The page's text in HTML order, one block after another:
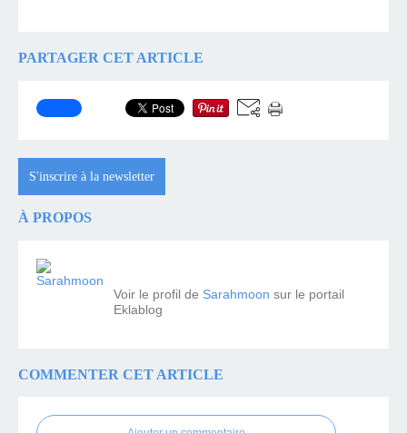
PARTAGER CET ARTICLE
S'inscrire à la newsletter
À PROPOS
Voir le profil de Sarahmoon sur le portail
Eklablog
COMMENTER CET ARTICLE